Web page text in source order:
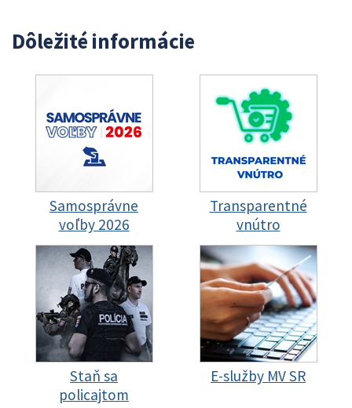
Dôležité informácie
Samosprávne
voľby 2026
Transparentné
vnútro
Staň sa
policajtom
E-služby MV SR